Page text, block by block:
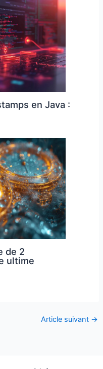
en Java :
de 2
ultime
Article suivant →